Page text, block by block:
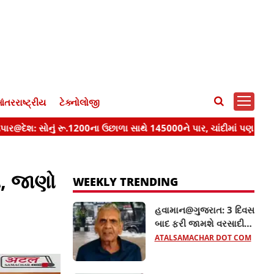
ટેક્નોલોજી
જાણો
WEEKLY TRENDING
હવામાન@ગુજરાત: 3 દિવસ
બાદ ફરી જામશે વરસાદી
માહોલ, અંબાલાલ પટેલની
ATALSAMACHAR DOT COM